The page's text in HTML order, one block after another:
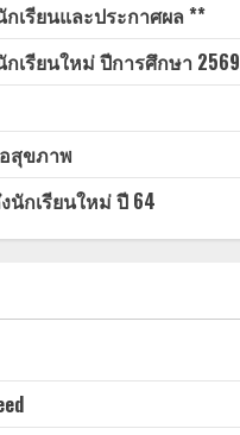
เรียนและประกาศผล **
เรียนใหม่ ปีการศึกษา 2569
สุขภาพ
นักเรียนใหม่ ปี 64